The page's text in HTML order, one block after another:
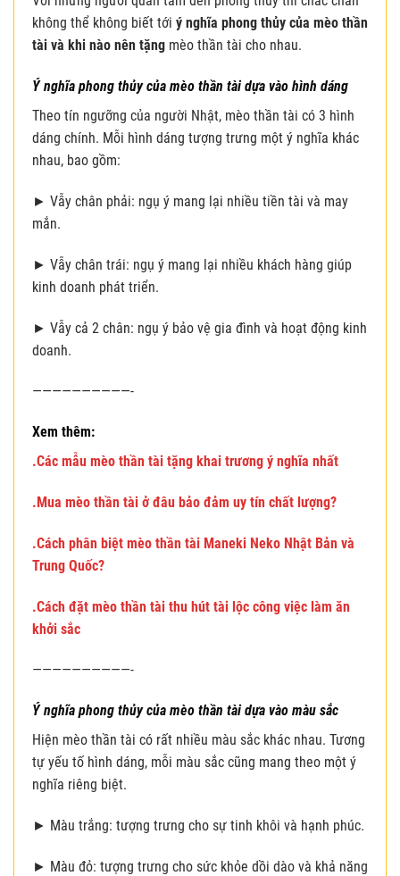
không thể không biết tới ý nghĩa phong thủy của mèo thần
tài và khi nào nên tặng mèo thần tài cho nhau.
Ý nghĩa phong thủy của mèo thần tài dựa vào hình dáng
Theo tín ngưỡng của người Nhật, mèo thần tài có 3 hình
dáng chính. Mỗi hình dáng tượng trưng một ý nghĩa khác
nhau, bao gồm:
► Vẫy chân phải: ngụ ý mang lại nhiều tiền tài và may
mắn.
► Vẫy chân trái: ngụ ý mang lại nhiều khách hàng giúp
kinh doanh phát triển.
► Vẫy cả 2 chân: ngụ ý bảo vệ gia đình và hoạt động kinh
doanh.
——————————-
Xem thêm:
.Các mẫu mèo thần tài tặng khai trương ý nghĩa nhất
.Mua mèo thần tài ở đâu bảo đảm uy tín chất lượng?
.Cách phân biệt mèo thần tài Maneki Neko Nhật Bản và
Trung Quốc?
.Cách đặt mèo thần tài thu hút tài lộc công việc làm ăn
khởi sắc
——————————-
Ý nghĩa phong thủy của mèo thần tài dựa vào màu sắc
Hiện mèo thần tài có rất nhiều màu sắc khác nhau. Tương
tự yếu tố hình dáng, mỗi màu sắc cũng mang theo một ý
nghĩa riêng biệt.
► Màu trắng: tượng trưng cho sự tinh khôi và hạnh phúc.
► Màu đỏ: tượng trưng cho sức khỏe dồi dào và khả năng